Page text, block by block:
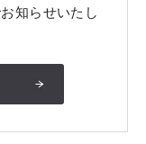
知らせいたし